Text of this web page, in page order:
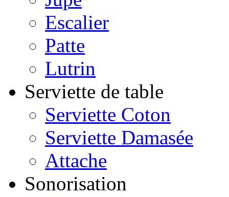
Escalier
Patte
Lutrin
Serviette de table
Serviette Coton
Serviette Damasée
Attache
Sonorisation